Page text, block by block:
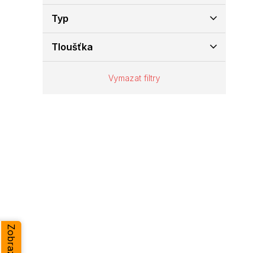
Typ
Tloušťka
Vymazat filtry